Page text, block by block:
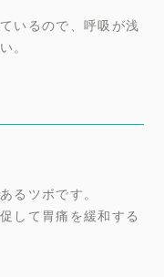
いるので、呼吸が浅
。
るツボです。
して胃痛を緩和する